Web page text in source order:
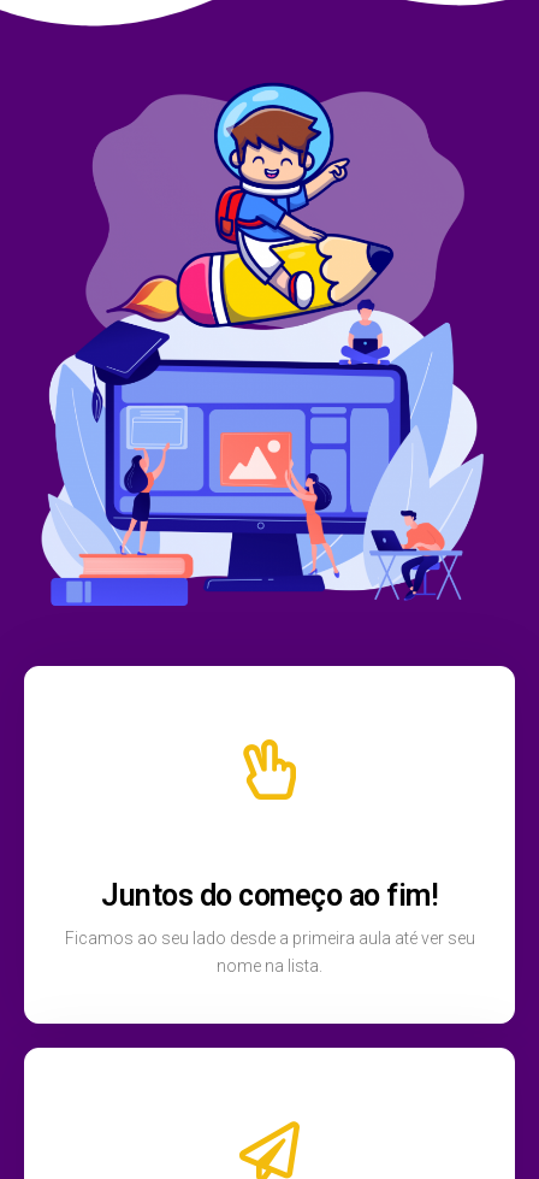
Juntos do começo ao fim!
Ficamos ao seu lado desde a primeira aula até ver seu
nome na lista.